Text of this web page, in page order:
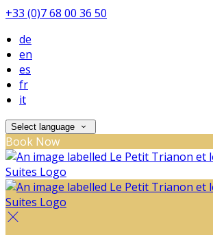
+33 (0)7 68 00 36 50
de
en
es
fr
it
Select language
Book Now